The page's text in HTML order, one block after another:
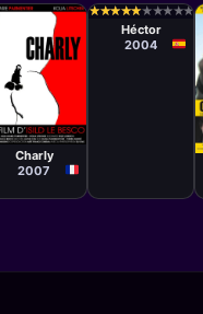
Película
Isild Le Besco
Charly
2007
★
★★
★★
★★
★★
★★
★★
★★
★★
★★
★
Gracia
Querejeta
Héctor
2004